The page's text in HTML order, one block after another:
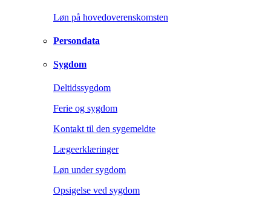
Løn på hovedoverenskomsten
Persondata
Sygdom
Deltidssygdom
Ferie og sygdom
Kontakt til den sygemeldte
Lægeerklæringer
Løn under sygdom
Opsigelse ved sygdom